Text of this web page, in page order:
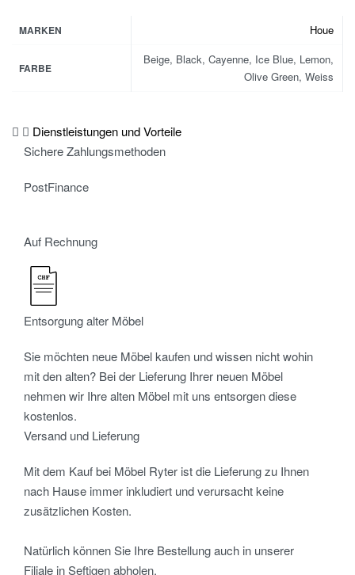
MARKEN Houe
FARBE
Beige, Black, Cayenne, Ice Blue, Lemon,
Olive Green, Weiss
Dienstleistungen und Vorteile
Sichere Zahlungsmethoden
PostFinance
Auf Rechnung
Entsorgung alter Möbel
Sie möchten neue Möbel kaufen und wissen nicht wohin
mit den alten? Bei der Lieferung Ihrer neuen Möbel
nehmen wir Ihre alten Möbel mit uns entsorgen diese
kostenlos.
Versand und Lieferung
Mit dem Kauf bei Möbel Ryter ist die Lieferung zu Ihnen
nach Hause immer inkludiert und verursacht keine
zusätzlichen Kosten.
Natürlich können Sie Ihre Bestellung auch in unserer
Filiale in Seftigen abholen.